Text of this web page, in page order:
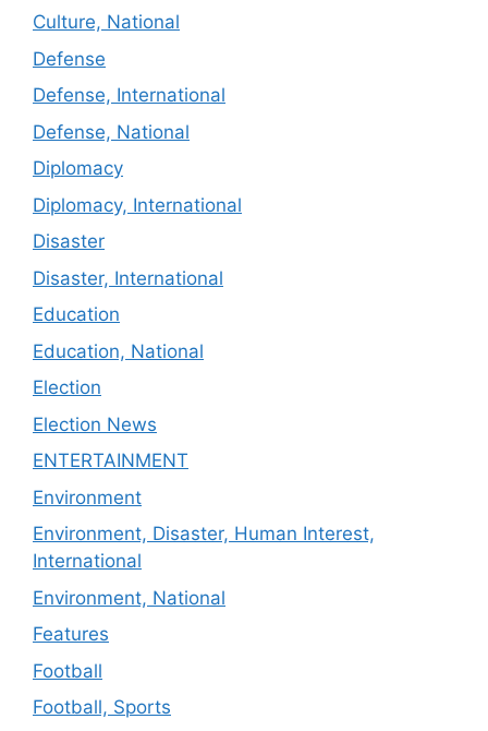
Culture, National
Defense
Defense, International
Defense, National
Diplomacy
Diplomacy, International
Disaster
Disaster, International
Education
Education, National
Election
Election News
ENTERTAINMENT
Environment
Environment, Disaster, Human Interest,
International
Environment, National
Features
Football
Football, Sports